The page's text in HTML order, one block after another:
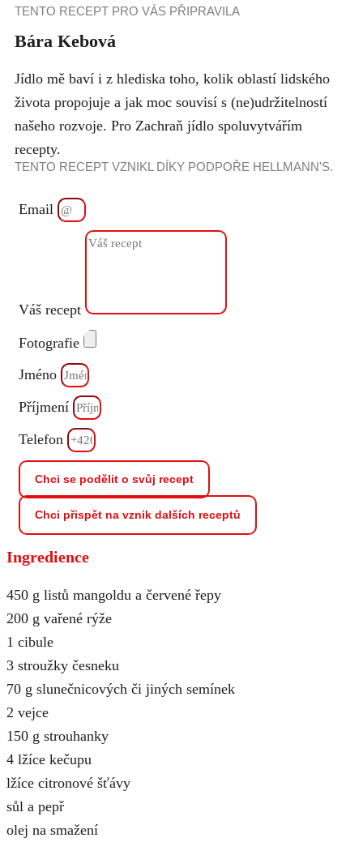
TENTO RECEPT PRO VÁS PŘIPRAVILA
Bára Kebová
Jídlo mě baví i z hlediska toho, kolik oblastí lidského
života propojuje a jak moc souvisí s (ne)udržitelností
našeho rozvoje. Pro Zachraň jídlo spoluvytvářím
recepty.
TENTO RECEPT VZNIKL DÍKY PODPOŘE HELLMANN'S.
Email
Váš recept
Fotografie
Jméno
Příjmení
Telefon
Chci se podělit o svůj recept
Chci přispět na vznik dalších receptů
Ingredience
450 g listů mangoldu a červené řepy
200 g vařené rýže
1 cibule
3 stroužky česneku
70 g slunečnicových či jiných semínek
2 vejce
150 g strouhanky
4 lžíce kečupu
lžíce citronové šťávy
sůl a pepř
olej na smažení